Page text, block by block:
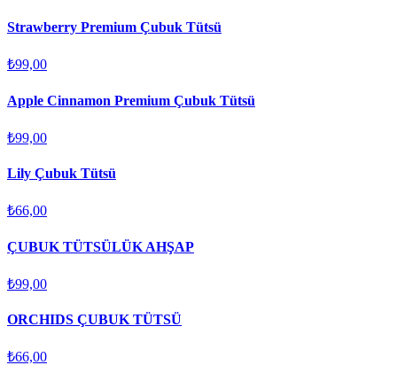
Strawberry Premium Çubuk Tütsü
₺99,00
Apple Cinnamon Premium Çubuk Tütsü
₺99,00
Lily Çubuk Tütsü
₺66,00
ÇUBUK TÜTSÜLÜK AHŞAP
₺99,00
ORCHIDS ÇUBUK TÜTSÜ
₺66,00